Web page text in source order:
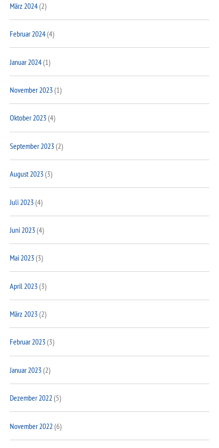
März 2024(2)
Februar 2024(4)
Januar 2024(1)
November 2023(1)
Oktober 2023(4)
September 2023(2)
August 2023(3)
Juli 2023(4)
Juni 2023(4)
Mai 2023(3)
April 2023(3)
März 2023(2)
Februar 2023(3)
Januar 2023(2)
Dezember 2022 (5)
November 2022 (6)